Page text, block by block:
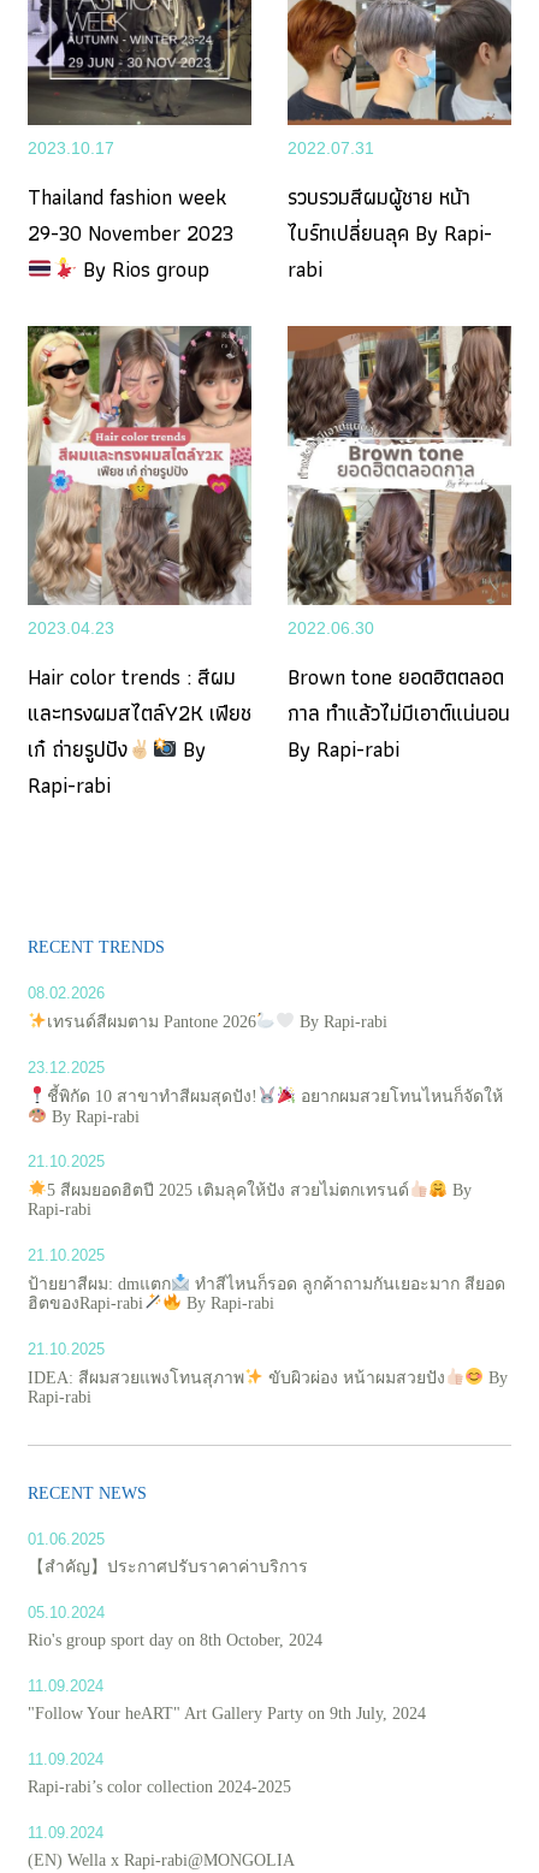
RECENT TRENDS
08.02.2026
เทรนด์สีผมตาม Pantone 2026
By Rapi-rabi
23.12.2025
ชี้พิกัด 10 สาขาทำสีผมสุดปัง!
อยากผมสวยโทนไหนก็จัดให้
By Rapi-rabi
21.10.2025
5 สีผมยอดฮิตปี 2025 เติมลุคให้ปัง สวยไม่ตกเทรนด์
By
Rapi-rabi
21.10.2025
ป้ายยาสีผม: dmแตก
ทำสีไหนก็รอด ลูกค้าถามกันเยอะมาก สียอด
ฮิตของRapi-rabi
By Rapi-rabi
21.10.2025
IDEA: สีผมสวยแพงโทนสุภาพ
ขับผิวผ่อง หน้าผมสวยปัง
By
Rapi-rabi
RECENT NEWS
01.06.2025
【สำคัญ】ประกาศปรับราคาค่าบริการ
05.10.2024
Rio's group sport day on 8th October, 2024
11.09.2024
"Follow Your heART" Art Gallery Party on 9th July, 2024
11.09.2024
Rapi-rabi’s color collection 2024-2025
11.09.2024
(EN) Wella x Rapi-rabi@MONGOLIA
2023.10.17
Thailand fashion week
29-30 November 2023
By Rios group
2022.07.31
รวบรวมสีผมผู้ชาย หน้า
ไบร์ทเปลี่ยนลุค By Rapi-
rabi
2023.04.23
Hair color trends : สีผม
และทรงผมสไตล์Y2K เฟียช
เก๋ ถ่ายรูปปัง
By
Rapi-rabi
2022.06.30
Brown tone ยอดฮิตตลอด
กาล ทำแล้วไม่มีเอาต์แน่นอน
By Rapi-rabi